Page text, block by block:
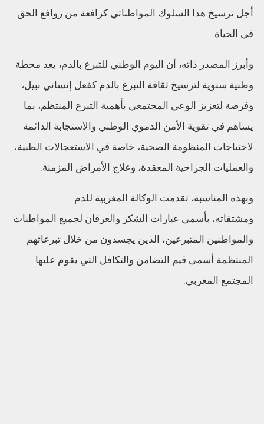
أجل ترسيخ هذا السلوك المواطناتي كرافعة من روافع الحق
في الحياة.
وأبرز المصدر ذاته، أن اليوم الوطني للتبرع بالدم، يعد محطة
وطنية سنوية لترسيخ ثقافة التبرع بالدم كفعل إنساني نبيل،
وفرصة لتعزيز الوعي المجتمعي بأهمية التبرع المنتظم، بما
يساهم في تقوية الأمن الدموي الوطني والاستجابة الدائمة
لاحتياجات المنظومة الصحية، خاصة في الاستعجالات الطبية،
والعمليات الجراحية المعقدة، وعلاج الأمراض المزمنة.
وبهذه المناسبة، تقدمت الوكالة المغربية للدم
ومشتقاته، بأسمى عبارات الشكر والعرفان لجميع المواطنات
والمواطنين المتبرعين، الذين يجسدون من خلال تبرعاتهم
المنتظمة أسمى قيم التضامن والتكافل التي يقوم عليها
المجتمع المغربي.